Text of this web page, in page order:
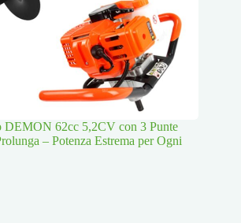
DEMON 62cc 5,2CV con 3 Punte
– Potenza Estrema per Ogni